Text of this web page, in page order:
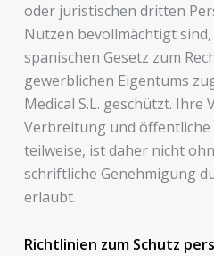
oder juristischen dritten
Nutzen bevollmächtigt
spanischen Gesetz zum
gewerblichen Eigentums
Medical S.L. geschützt. Ihre
Verbreitung und öffentliche
teilweise, ist daher nicht
schriftliche Genehmigung
erlaubt.
Richtlinien zum Schutz